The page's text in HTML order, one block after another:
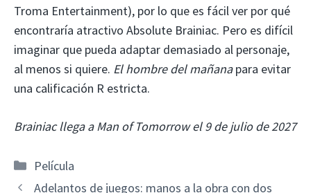
Troma Entertainment), por lo que es fácil ver por qué
encontraría atractivo Absolute Brainiac. Pero es difícil
imaginar que pueda adaptar demasiado al personaje,
al menos si quiere. El hombre del mañanapara evitar
una calificación R estricta.
Brainiac llega a Man of Tomorrow el 9 de julio de 2027
Categorías
Película
Adelantos de juegos: manos a la obra con dos